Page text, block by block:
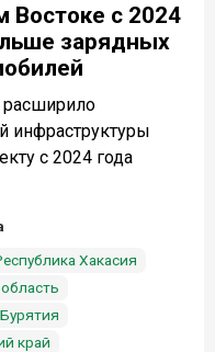
Востоке с 2024
зарядных
расширило
инфраструктуры
с 2024 года
Хакасия
край